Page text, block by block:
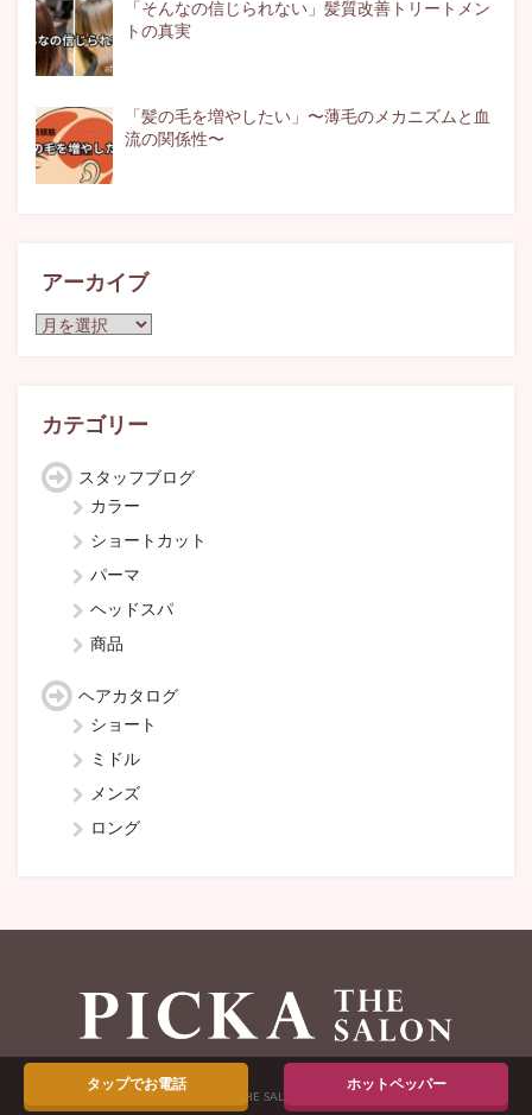
タップでお電話 ホットペッパー
「そんなの信じられない」髪質改善トリートメン
トの真実
「髪の毛を増やしたい」〜薄毛のメカニズムと血
流の関係性〜
アーカイブ
ア
ブ
カテゴリー
スタッフブログ
カラー
ショートカット
パーマ
ヘッドスパ
商品
ヘアカタログ
ショート
ミドル
メンズ
ロング
Copyright © PICKA THE SALON All rights recerved.